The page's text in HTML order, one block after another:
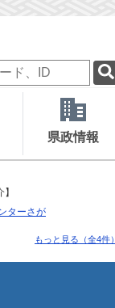
県政情報
ターさが
もっと見る（全4件）